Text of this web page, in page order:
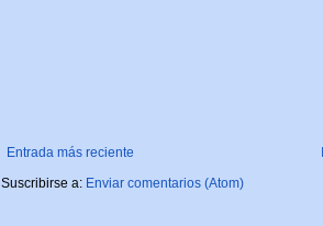
Entrada más reciente
Suscribirse a: Enviar comentarios (Atom)